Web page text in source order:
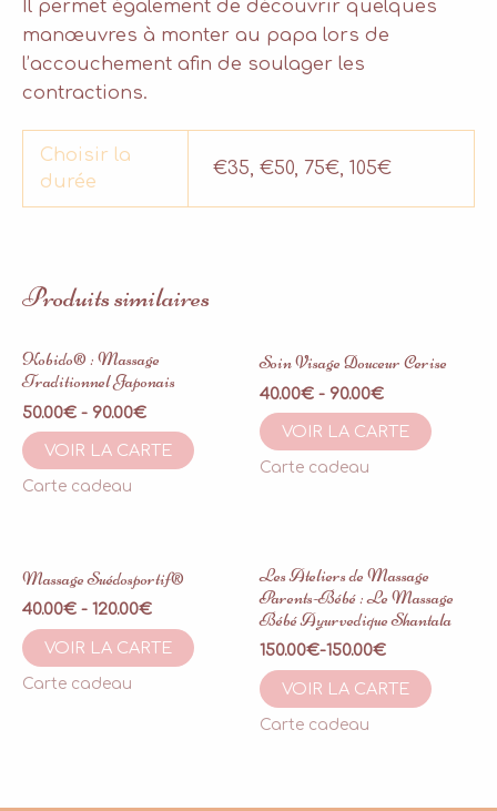
Il permet également de découvrir quelques
manœuvres à monter au papa lors de
l’accouchement afin de soulager les
contractions.
Choisir la
durée
€35, €50, 75€, 105€
Produits similaires
Kobido® : Massage
Traditionnel Japonais
50.00€ - 90.00€
VOIR LA CARTE
Carte cadeau
Soin Visage Douceur Cerise
40.00€ - 90.00€
VOIR LA CARTE
Carte cadeau
Massage Suédosportif®
40.00€ - 120.00€
VOIR LA CARTE
Carte cadeau
Les Ateliers de Massage
Parents-Bébé : Le Massage
Bébé Ayurvedique Shantala
150.00€-150.00€
VOIR LA CARTE
Carte cadeau